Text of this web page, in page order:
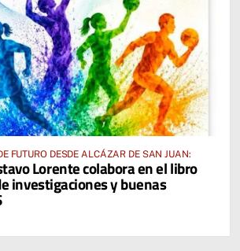
FUTURO DESDE ALCÁZAR DE SAN JUAN:
Lorente colabora en el libro
investigaciones y buenas